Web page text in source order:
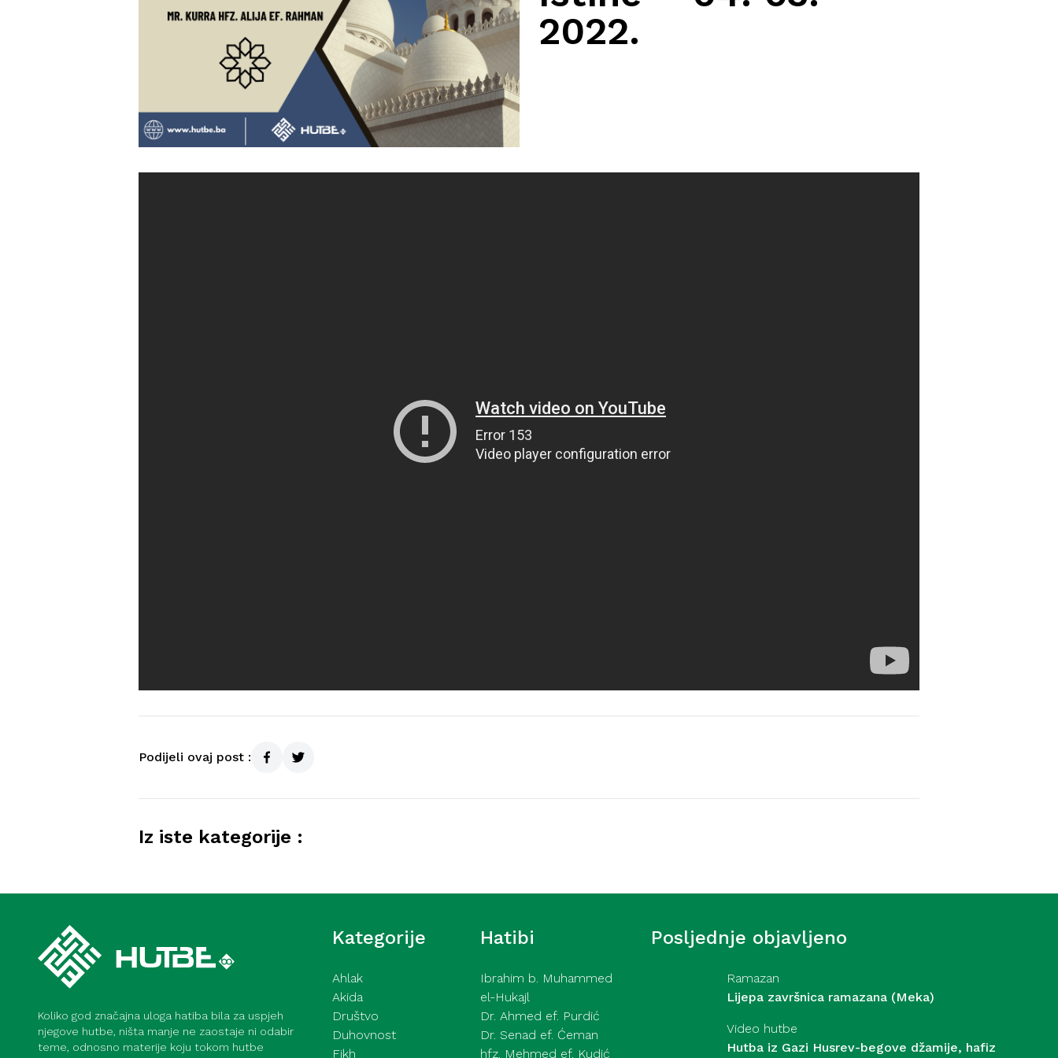
2022.
Podijeli ovaj post :
Iz iste kategorije :
Koliko god značajna uloga hatiba bila za uspjeh
njegove hutbe, ništa manje ne zaostaje ni odabir
teme, odnosno materije koju tokom hutbe
Kategorije
Ahlak
Akida
Društvo
Duhovnost
Fikh
Hatibi
Ibrahim b. Muhammed
el-Hukajl
Dr. Ahmed ef. Purdić
Dr. Senad ef. Ćeman
hfz. Mehmed ef. Kudić
Posljednje objavljeno
Ramazan
Lijepa završnica ramazana (Meka)
Video hutbe
Hutba iz Gazi Husrev-begove džamije, hafiz